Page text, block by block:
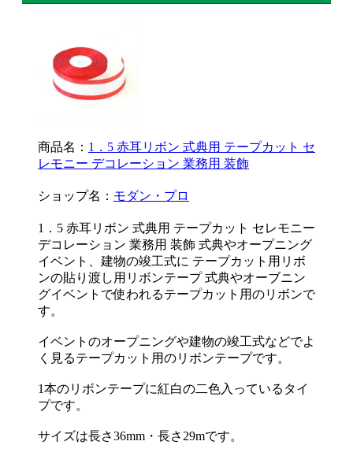
商品名： 1．5 赤耳リボン 式典用 テープカット セ
レモニー デコレーション 業務用 装飾
ショップ名： モダン・プロ
1．5 赤耳リボン 式典用 テープカット セレモニー
デコレーション 業務用 装飾 式典やオープニング
イベント、建物の竣工式に テープカット用リボ
ンの貼り渡し用リボンテープ 式典やオーブニン
グイベントで使われるテープカット用のリボンで
す。
イベントのオープニングや建物の竣工式などでよ
く見るテープカット用のリボンテープです。
1本のリボンテープに紅白の二色入っているタイ
プです。
サイズは長さ36mm・長さ29mです。